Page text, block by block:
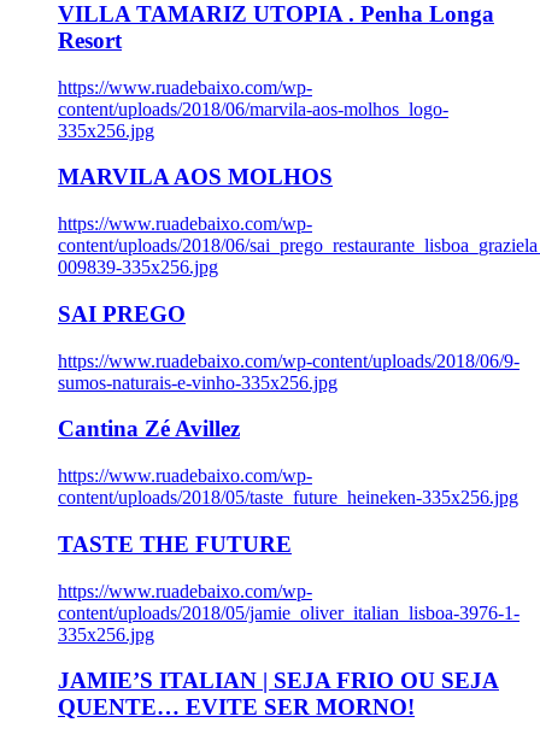
VILLA TAMARIZ UTOPIA . Penha Longa
Resort
https://www.ruadebaixo.com/wp-
content/uploads/2018/06/marvila-aos-molhos_logo-
335x256.jpg
MARVILA AOS MOLHOS
https://www.ruadebaixo.com/wp-
content/uploads/2018/06/
009839-335x256.jpg
SAI PREGO
https://www.ruadebaixo.com/wp-content/uploads/2018/06/9-
sumos-naturais-e-vinho-335x256.jpg
Cantina Zé Avillez
https://www.ruadebaixo.com/wp-
content/uploads/2018/05/taste_future_heineken-335x256.jpg
TASTE THE FUTURE
https://www.ruadebaixo.com/wp-
content/uploads/2018/05/jamie_oliver_italian_lisboa-3976-1-
335x256.jpg
JAMIE’S ITALIAN | SEJA FRIO OU SEJA
QUENTE… EVITE SER MORNO!